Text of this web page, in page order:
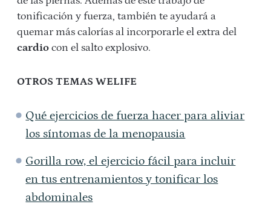
tonificación y fuerza, también te ayudará a
quemar más calorías al incorporarle el extra del
cardio con el salto explosivo.
OTROS TEMAS WELIFE
Qué ejercicios de fuerza hacer para aliviar
los síntomas de la menopausia
Gorilla row, el ejercicio fácil para incluir
en tus entrenamientos y tonificar los
abdominales